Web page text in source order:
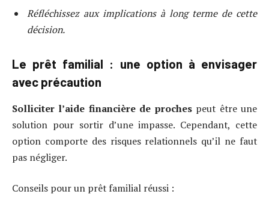
Réfléchissez aux implications à long terme de cette
décision.
Le prêt familial : une option à envisager
avec précaution
Solliciter l’aide financière de prochespeut être une
solution pour sortir d’une impasse. Cependant, cette
option comporte des risques relationnels qu’il ne faut
pas négliger.
Conseils pour un prêt familial réussi :